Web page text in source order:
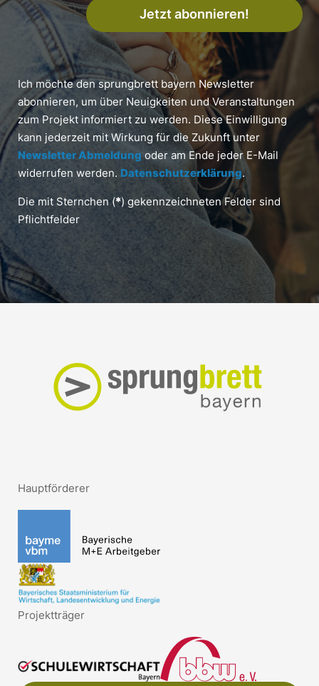
Jetzt abonnieren!
Ich möchte den sprungbrett bayern Newsletter
abonnieren, um über Neuigkeiten und Veranstaltungen
zum Projekt informiert zu werden. Diese Einwilligung
kann jederzeit mit Wirkung für die Zukunft unter
Newsletter Abmeldung oder am Ende jeder E-Mail
widerrufen werden. Datenschutzerklärung.
Die mit Sternchen (*) gekennzeichneten Felder sind
Pflichtfelder
Hauptförderer
Projektträger